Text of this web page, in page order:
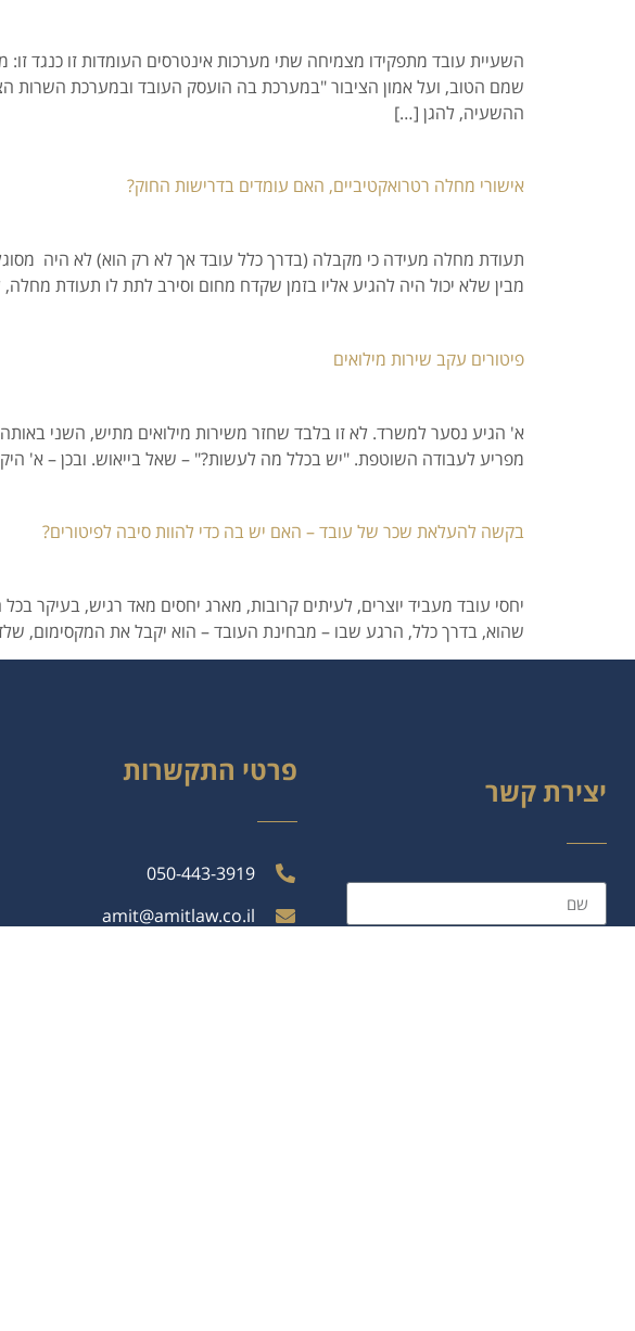
השעיית עובד מתפקידו מצמיחה שתי מערכות אינטרסים העומדות זו כנגד
שמם הטוב, ועל אמון הציבור "במערכת בה הועסק העובד ובמערכת השרות
ההשעיה, להגן […]
אישורי מחלה רטרואקטיביים, האם עומדים בדרישות החוק?
תעודת מחלה מעידה כי מקבלה (בדרך כלל עובד אך לא רק הוא) לא היה מסוגל
מבין שלא יכול היה להגיע אליו בזמן שקדח מחום וסירב לתת לו תעודת
פיטורים עקב שירות מילואים
א' הגיע נסער למשרד. לא זו בלבד שחזר משירות מילואים מתיש, השני
מפריע לעבודה השוטפת. "יש בכלל מה לעשות?" – שאל בייאוש. ובכן – א'
בקשה להעלאת שכר של עובד – האם יש בה כדי להוות סיבה לפיטורים?
יחסי עובד מעביד יוצרים, לעיתים קרובות, מארג יחסים מאד רגיש, בעיקר
שהוא, בדרך כלל, הרגע שבו – מבחינת העובד – הוא יקבל את המקסימום,
יצירת קשר
פרטי התקשרות
050-443-3919
amit@amitlaw.co.il